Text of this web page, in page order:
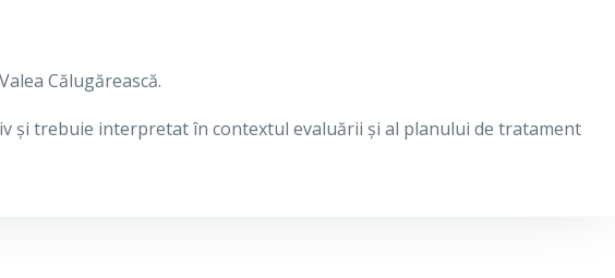
Călugărească.
și trebuie interpretat în contextul evaluării și al planului de tratament